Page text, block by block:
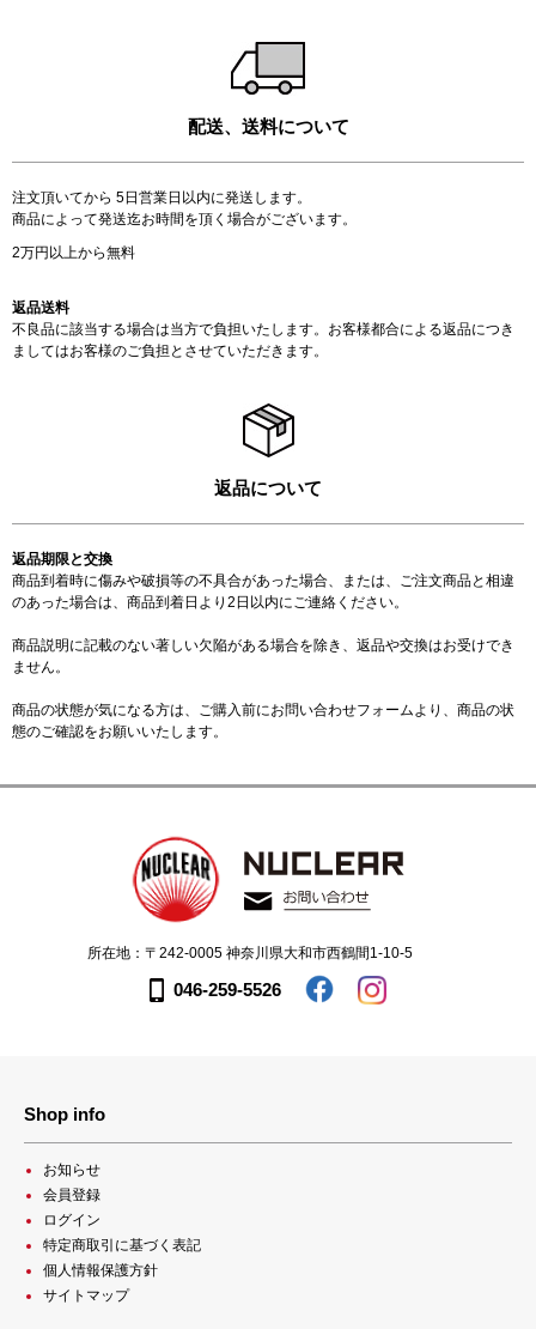
配送、送料について
注文頂いてから 5日営業日以内に発送します。
商品によって発送迄お時間を頂く場合がございます。
2万円以上から無料
返品送料
不良品に該当する場合は当方で負担いたします。お客様都合による返品につき
ましてはお客様のご負担とさせていただきます。
返品について
返品期限と交換
商品到着時に傷みや破損等の不具合があった場合、または、ご注文商品と相違
のあった場合は、商品到着日より2日以内にご連絡ください。
商品説明に記載のない著しい欠陥がある場合を除き、返品や交換はお受けでき
ません。
商品の状態が気になる方は、ご購入前にお問い合わせフォームより、商品の状
態のご確認をお願いいたします。
所在地：〒242-0005 神奈川県大和市西鶴間1-10-5
046-259-5526
Shop info
お知らせ
会員登録
ログイン
特定商取引に基づく表記
個人情報保護方針
サイトマップ